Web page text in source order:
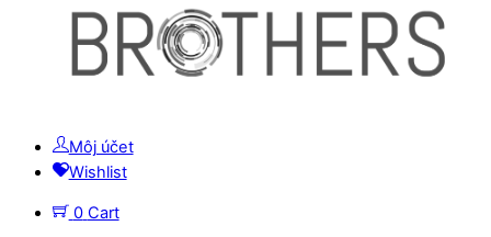
Môj účet
Wishlist
0 Cart